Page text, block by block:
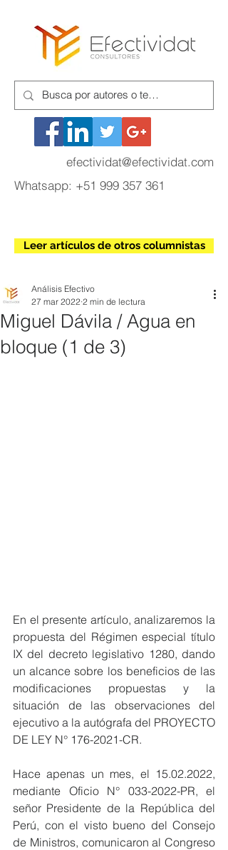
efectividat@efectividat.com
Whatsapp: +51 999 357 361
Leer artículos de otros columnistas
Miguel Dávila / Agua en
bloque (1 de 3)
Análisis Efectivo
27 mar 2022 2 min de lectura
En el presente artículo, analizaremos la
propuesta del Régimen especial título
IX del decreto legislativo 1280, dando
un alcance sobre los beneficios de las
modificaciones propuestas y la
situación de las observaciones del
ejecutivo a la autógrafa del PROYECTO
DE LEY N° 176-2021-CR.
Hace apenas un mes, el 15.02.2022,
mediante Oficio N° 033-2022-PR, el
señor Presidente de la República del
Perú, con el visto bueno del Consejo
de Ministros, comunicaron al Congreso